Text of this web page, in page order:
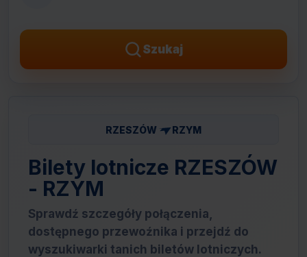
RZESZÓW RZYM
Bilety lotnicze RZESZÓW
- RZYM
Sprawdź szczegóły połączenia,
dostępnego przewoźnika i przejdź do
wyszukiwarki tanich biletów lotniczych.
Szukaj